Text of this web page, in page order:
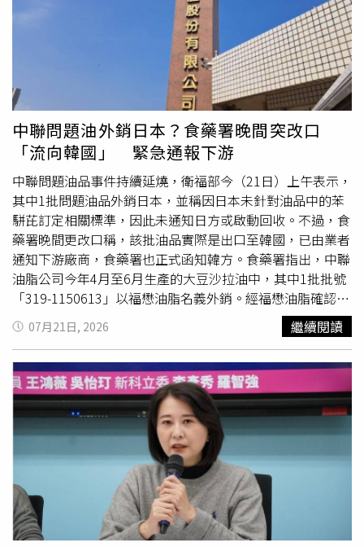
「中聯油脂案專區」最新資料，截至7月22日上午11時止，
油品已累計完成下架回收2817.6公噸，目前尚無
新增回收數量；至於中聯油脂事件的事故原因，食藥署已委
託食品工業發展研究所成立獨立調查小組進廠調查，預計近
期公布調查結果。
的產品，則不會重新流入市場，後續將依法辦
理銷毀，相關作業及費用將再與相關主管機關協調。對於使
用問題油品而蒙受損失的食品業者，龔明鑫表示，已有業者
提出由公會統籌發起集體求償的構想，經濟部願意提供必要
行政協助。此外，若業者短期出現資金調度困難，也可運用
信用保證機制申請貸款展延、新增融資或降低保證手續費，
其他建議也將彙整後提報行政院研議。他表示，部分與會業
者也建議儘速檢討《食品安全衛生管理法》，相關修法意見
已轉交食藥署納入後續評估。針對外界關心節慶期間食用油
是否充足，龔明鑫強調，經濟部已與國內主要油脂廠及植物
油公會完成協調，各業者均願意增加供應量，現有庫存足以
支應市場需求，同時也將視情況配合政府增加國外粗油進
口，再於國內精煉，以確保供應穩定，民眾無須擔心缺貨或
價格波動。
中聯問題油外銷日本？食藥署晚間突改口
「流向韓國」 緊急通報下游
中聯問題油品事件持續延燒，衛福部今（21日）上午表示，
其中1批問題油品外銷日本，並稱因日本未針對油品中的苯
駢芘訂定相關標準，因此未通知日方或啟動回收。不過，食
藥署晚間更改口稱，該批油品實際是出口至韓國，已由業者
通知下游廠商，食藥署也正式函知韓方。食藥署指出，中聯
油脂公司今年4月至6月生產的大豆沙拉油中，其中1批批號
「319-1150613」以福懋油脂名義外銷。經福懋油脂確認資
料後，證實該批產品出口至韓國，而非日本，目前已通知下
游業者，食藥署也同步發函告知韓國主管機關。衛福部上午
記者會中公布，中聯油脂4月至6月共生產30批油品，除已
確認7批不合格產品外，另有1批外銷日本的油品因無檢體可
供檢驗，其餘22批檢驗結果皆符合規定，未再新增問題批
號。如今外銷流向出現更正，再度引發外界關注。
07月21日, 2026 繼續閱讀